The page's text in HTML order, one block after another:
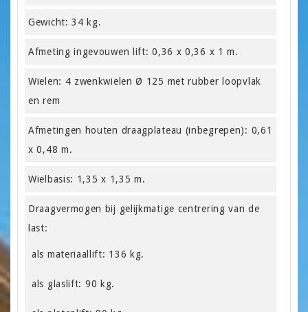
Gewicht: 34 kg.
Afmeting ingevouwen lift: 0,36 x 0,36 x 1 m.
Wielen: 4 zwenkwielen Ø 125 met rubber loopvlak
en rem
Afmetingen houten draagplateau (inbegrepen): 0,61
x 0,48 m.
Wielbasis: 1,35 x 1,35 m.
Draagvermogen bij gelijkmatige centrering van de
last:
als materiaallift: 136 kg.
als glaslift: 90 kg.